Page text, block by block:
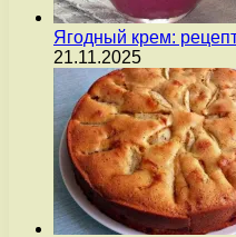
Ягодный крем:
21.11.2025